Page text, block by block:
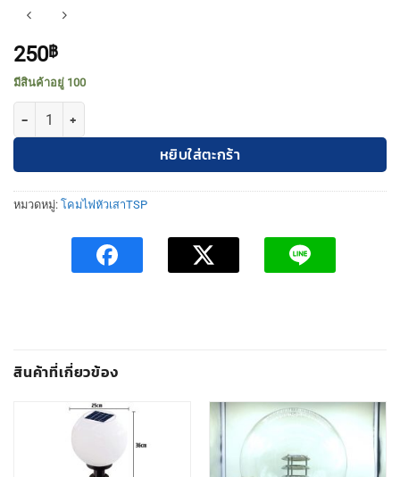
250฿
มีสินค้าอยู่ 100
จำนวน อะไหล่แก้วกรงนกเล็กสีขุ่นนมTSP ชิ้น
หยิบใส่ตะกร้า
หมวดหมู่: โคมไฟหัวเสาTSP
สินค้าที่เกี่ยวข้อง